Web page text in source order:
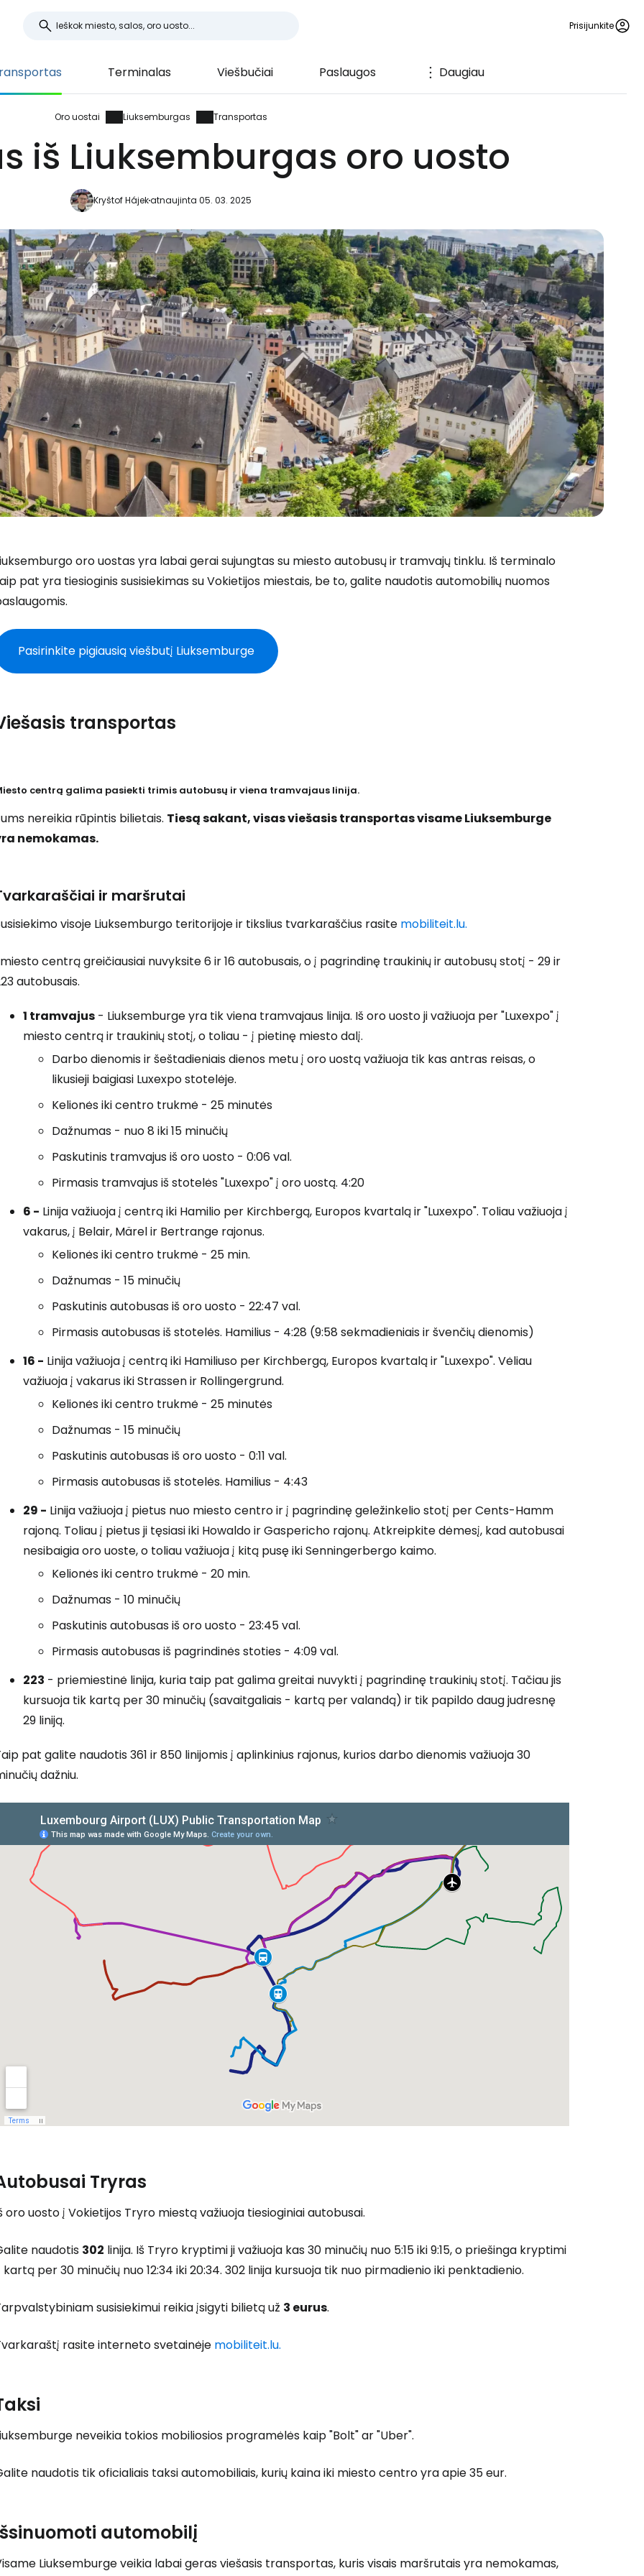
Prisijunkite
Terminalas Viešbučiai Paslaugos Daugiau
Oro uostai Liuksemburgas Transportas
iš Liuksemburgas oro uosto
Kryštof Hájekatnaujinta 05. 03. 2025
oro uostas yra labai gerai sujungtas su miesto autobusų ir tramvajų tinklu. Iš terminalo
pat yra tiesioginis susisiekimas su Vokietijos miestais, be to, galite naudotis automobilių nuomos
Pasirinkite pigiausią viešbutį Liuksemburge
transportas
centrą galima pasiekti trimis autobusų ir viena tramvajaus linija.
nereikia rūpintis bilietais. Tiesą sakant, visas viešasis transportas visame Liuksemburge
nemokamas.
ir maršrutai
visoje Liuksemburgo teritorijoje ir tikslius tvarkaraščius rasite mobiliteit.lu.
centrą greičiausiai nuvyksite 6 ir 16 autobusais, o į pagrindinę traukinių ir autobusų stotį - 29 ir
autobusais.
1 tramvajus - Liuksemburge yra tik viena tramvajaus linija. Iš oro uosto ji važiuoja per "Luxexpo" į
miesto centrą ir traukinių stotį, o toliau - į pietinę miesto dalį.
Darbo dienomis ir šeštadieniais dienos metu į oro uostą važiuoja tik kas antras reisas, o
likusieji baigiasi Luxexpo stotelėje.
Kelionės iki centro trukmė - 25 minutės
Dažnumas - nuo 8 iki 15 minučių
Paskutinis tramvajus iš oro uosto - 0:06 val.
Pirmasis tramvajus iš stotelės "Luxexpo" į oro uostą. 4:20
6 - Linija važiuoja į centrą iki Hamilio per Kirchbergą, Europos kvartalą ir "Luxexpo". Toliau važiuoja į
vakarus, į Belair, Märel ir Bertrange rajonus.
Kelionės iki centro trukmė - 25 min.
Dažnumas - 15 minučių
Paskutinis autobusas iš oro uosto - 22:47 val.
Pirmasis autobusas iš stotelės. Hamilius - 4:28 (9:58 sekmadieniais ir švenčių dienomis)
16 - Linija važiuoja į centrą iki Hamiliuso per Kirchbergą, Europos kvartalą ir "Luxexpo". Vėliau
važiuoja į vakarus iki Strassen ir Rollingergrund.
Kelionės iki centro trukmė - 25 minutės
Dažnumas - 15 minučių
Paskutinis autobusas iš oro uosto - 0:11 val.
Pirmasis autobusas iš stotelės. Hamilius - 4:43
29 - Linija važiuoja į pietus nuo miesto centro ir į pagrindinę geležinkelio stotį per Cents-Hamm
rajoną. Toliau į pietus ji tęsiasi iki Howaldo ir Gaspericho rajonų. Atkreipkite dėmesį, kad autobusai
nesibaigia oro uoste, o toliau važiuoja į kitą pusę iki Senningerbergo kaimo.
Kelionės iki centro trukmė - 20 min.
Dažnumas - 10 minučių
Paskutinis autobusas iš oro uosto - 23:45 val.
Pirmasis autobusas iš pagrindinės stoties - 4:09 val.
223 - priemiestinė linija, kuria taip pat galima greitai nuvykti į pagrindinę traukinių stotį. Tačiau jis
kursuoja tik kartą per 30 minučių (savaitgaliais - kartą per valandą) ir tik papildo daug judresnę
29 liniją.
pat galite naudotis 361 ir 850 linijomis į aplinkinius rajonus, kurios darbo dienomis važiuoja 30
dažniu.
Tryras
oro uosto į Vokietijos Tryro miestą važiuoja tiesioginiai autobusai.
naudotis 302 linija. Iš Tryro kryptimi ji važiuoja kas 30 minučių nuo 5:15 iki 9:15, o priešinga kryptimi
per 30 minučių nuo 12:34 iki 20:34. 302 linija kursuoja tik nuo pirmadienio iki penktadienio.
susisiekimui reikia įsigyti bilietą už 3 eurus.
rasite interneto svetainėje mobiliteit.lu.
neveikia tokios mobiliosios programėlės kaip "Bolt" ar "Uber".
naudotis tik oficialiais taksi automobiliais, kurių kaina iki miesto centro yra apie 35 eur.
automobilį
Liuksemburge veikia labai geras viešasis transportas, kuris visais maršrutais yra nemokamas,
Prisijunkite prie Cestee
... pasaulinė kelionių bendruomenė
Tęsti el. paštu